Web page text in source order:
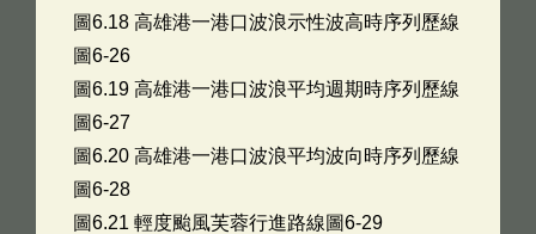
圖6.18 高雄港一港口波浪示性波高時序列歷線
圖6-26
圖6.19 高雄港一港口波浪平均週期時序列歷線
圖6-27
圖6.20 高雄港一港口波浪平均波向時序列歷線
圖6-28
圖6.21 輕度颱風芙蓉行進路線圖6-29